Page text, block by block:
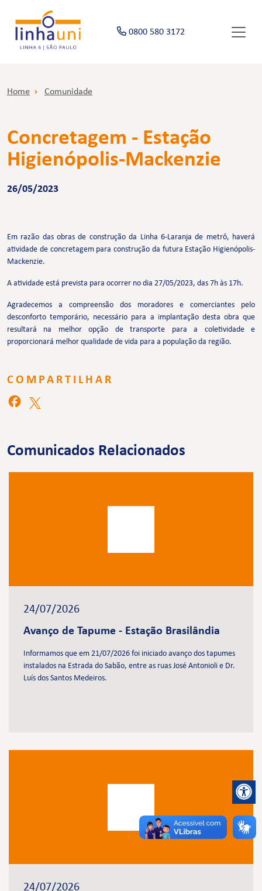
0800 580 3172
Home Comunidade
Concretagem - Estação
Higienópolis-Mackenzie
26/05/2023
Em razão das obras de construção da Linha 6-Laranja de metrô, haverá
atividade de concretagem para construção da futura Estação Higienópolis-
Mackenzie.
A atividade está prevista para ocorrer no dia 27/05/2023, das 7h às 17h.
Agradecemos a compreensão dos moradores e comerciantes pelo
desconforto temporário, necessário para a implantação desta obra que
resultará na melhor opção de transporte para a coletividade e
proporcionará melhor qualidade de vida para a população da região.
COMPARTILHAR
Comunicados Relacionados
24/07/2026
Avanço de Tapume - Estação Brasilândia
Informamos que em 21/07/2026 foi iniciado avanço dos tapumes
instalados na Estrada do Sabão, entre as ruas José Antonioli e Dr.
Luís dos Santos Medeiros.
24/07/2026